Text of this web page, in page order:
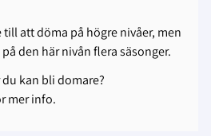
till att döma på högre nivåer, men
den här nivån flera säsonger.
kan bli domare?
mer info.